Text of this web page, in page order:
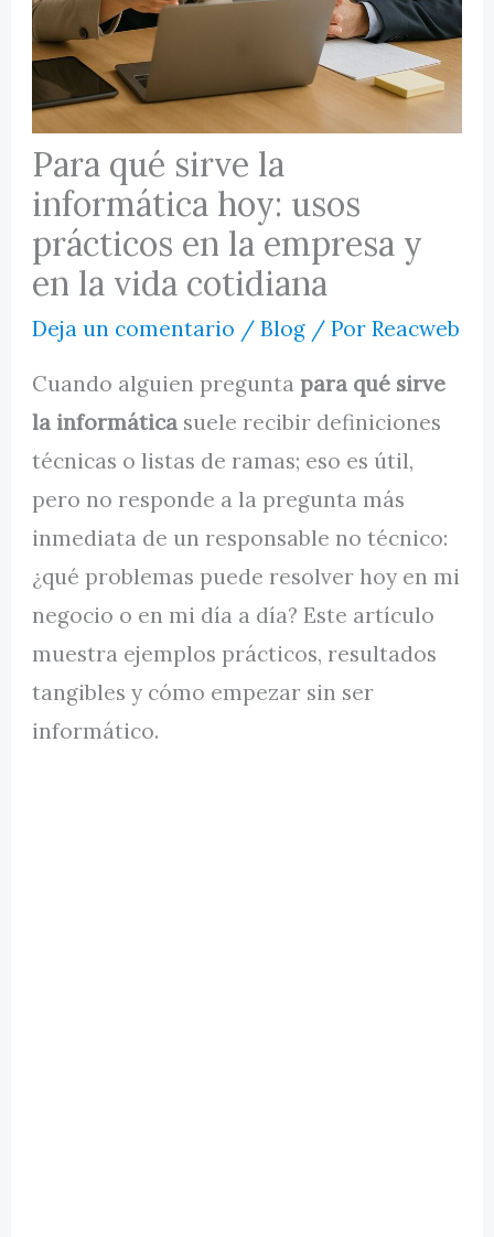
Para qué sirve la
informática hoy: usos
prácticos en la empresa y
en la vida cotidiana
Deja un comentario /Blog / PorReacweb
Cuando alguien preguntapara qué sirve
la informática suele recibir definiciones
técnicas o listas de ramas; eso es útil,
pero no responde a la pregunta más
inmediata de un responsable no técnico:
¿qué problemas puede resolver hoy en mi
negocio o en mi día a día? Este artículo
muestra ejemplos prácticos, resultados
tangibles y cómo empezar sin ser
informático.